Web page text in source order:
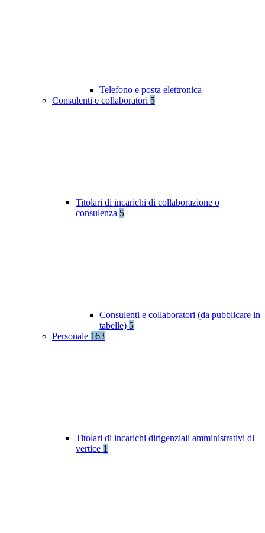
Telefono e posta elettronica
Consulenti e collaboratori 5
Titolari di incarichi di collaborazione o
consulenza 5
Consulenti e collaboratori (da pubblicare in
tabelle) 5
Personale 163
Titolari di incarichi dirigenziali amministrativi di
vertice 1